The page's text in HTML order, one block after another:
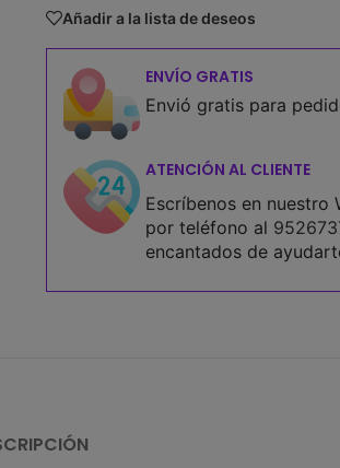
Añadir a la lista de deseos
ENVÍO GRATIS
Envió gratis para
ATENCIÓN AL CLIENTE
Escríbenos en nuestro
por teléfono al
encantados de